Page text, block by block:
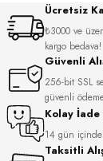
Ücretsiz
₺3000 ve
kargo bedava!
Güvenli
256-bit SSL
güvenli
Kolay İade
14 gün
Taksitli